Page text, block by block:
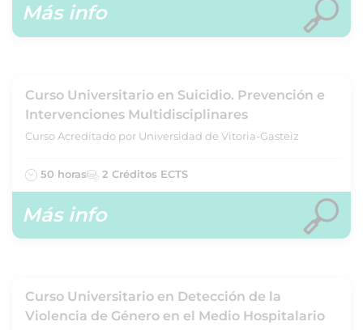
Más info
Curso Universitario en Suicidio. Prevención e
Intervenciones Multidisciplinares
Curso Acreditado por Universidad de Vitoria-Gasteiz
50 horas 2 Créditos ECTS
Más info
Curso Universitario en Detección de la
Violencia de Género en el Medio Hospitalario